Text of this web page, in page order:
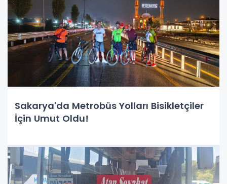
Sakarya'da Metrobüs Yolları Bisikletçiler
İçin Umut Oldu!